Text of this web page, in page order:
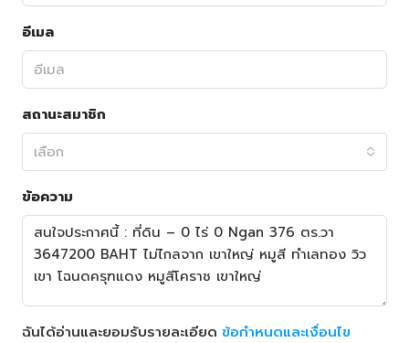
อีเมล
สถานะสมาชิก
เลือก
ข้อความ
ฉันได้อ่านและยอมรับรายละเอียด ข้อกำหนดและเงื่อนไข